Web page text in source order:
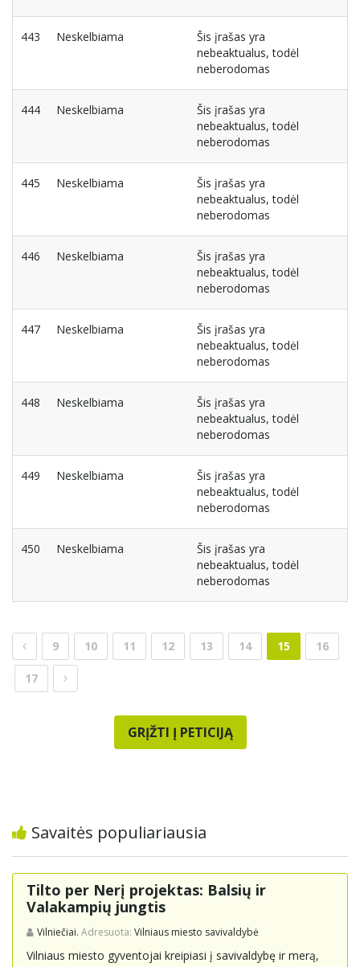
443 Neskelbiama
Šis įrašas yra
nebeaktualus, todėl
neberodomas
444 Neskelbiama
Šis įrašas yra
nebeaktualus, todėl
neberodomas
445 Neskelbiama
Šis įrašas yra
nebeaktualus, todėl
neberodomas
446 Neskelbiama
Šis įrašas yra
nebeaktualus, todėl
neberodomas
447 Neskelbiama
Šis įrašas yra
nebeaktualus, todėl
neberodomas
448 Neskelbiama
Šis įrašas yra
nebeaktualus, todėl
neberodomas
449 Neskelbiama
Šis įrašas yra
nebeaktualus, todėl
neberodomas
450 Neskelbiama
Šis įrašas yra
nebeaktualus, todėl
neberodomas
9 10 11 12 13 14 15 16
17
GRĮŽTI Į PETICIJĄ
Savaitės populiariausia
Tilto per Nerį projektas: Balsių ir
Valakampių jungtis
Vilniečiai. Adresuota: Vilniaus miesto savivaldybė
Vilniaus miesto gyventojai kreipiasi į savivaldybę ir merą,